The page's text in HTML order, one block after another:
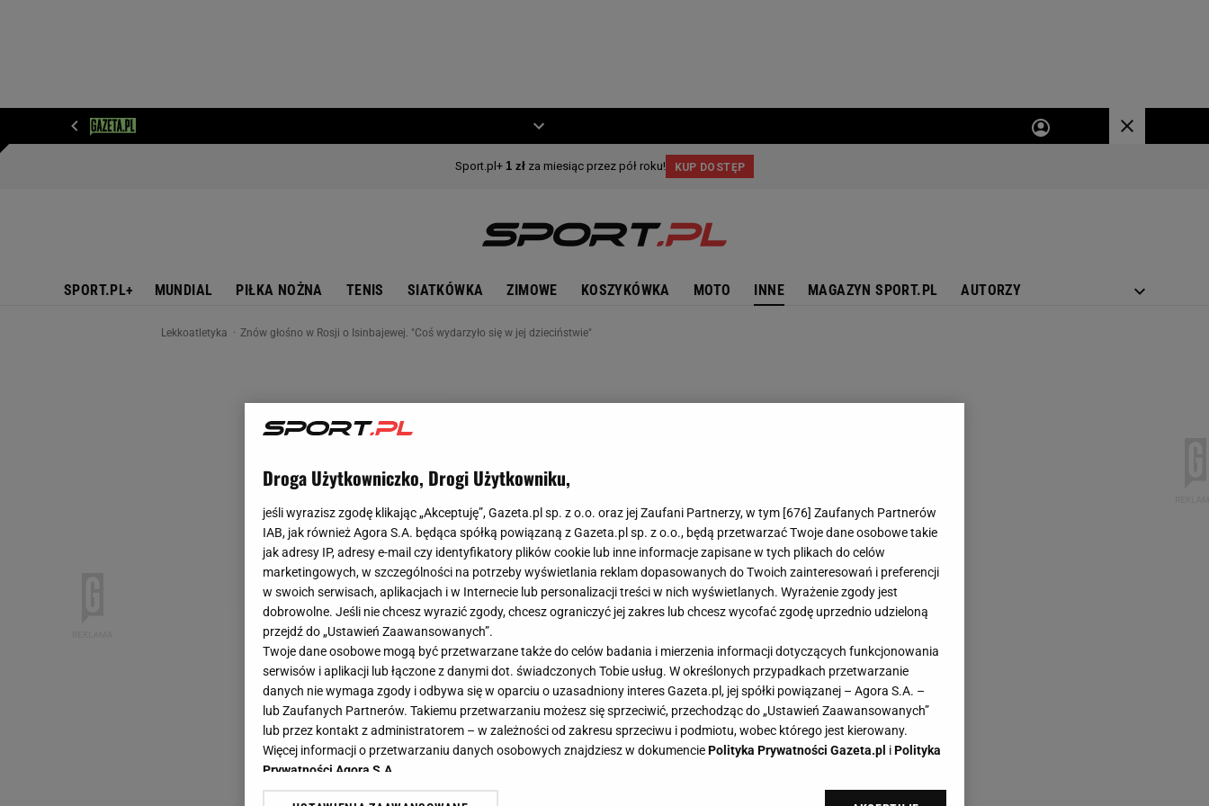
SPORT.PL+ MUNDIAL PIŁKA NOŻNA TENIS SIATKÓWKA ZIMOWE KOSZYKÓWKA MOTO INNE MAGAZYN SPORT.PL AUTORZY
Lekkoatletyka Znów głośno w Rosji o Isinbajewej. "Coś wydarzyło się w jej dzieciństwie"
Droga Użytkowniczko, Drogi Użytkowniku,
jeśli wyrazisz zgodę klikając „Akceptuję”, Gazeta.pl sp. z o.o. oraz jej Zaufani Partnerzy, w tym [676] Zaufanych Partnerów
IAB, jak również Agora S.A. będąca spółką powiązaną z Gazeta.pl sp. z o.o., będą przetwarzać Twoje dane osobowe takie
jak adresy IP, adresy e-mail czy identyfikatory plików cookie lub inne informacje zapisane w tych plikach do celów
marketingowych, w szczególności na potrzeby wyświetlania reklam dopasowanych do Twoich zainteresowań i preferencji
w swoich serwisach, aplikacjach i w Internecie lub personalizacji treści w nich wyświetlanych. Wyrażenie zgody jest
dobrowolne. Jeśli nie chcesz wyrazić zgody, chcesz ograniczyć jej zakres lub chcesz wycofać zgodę uprzednio udzieloną
przejdź do „Ustawień Zaawansowanych”.
Twoje dane osobowe mogą być przetwarzane także do celów badania i mierzenia informacji dotyczących funkcjonowania
serwisów i aplikacji lub łączone z danymi dot. świadczonych Tobie usług. W określonych przypadkach przetwarzanie
danych nie wymaga zgody i odbywa się w oparciu o uzasadniony interes Gazeta.pl, jej spółki powiązanej – Agora S.A. –
lub Zaufanych Partnerów. Takiemu przetwarzaniu możesz się sprzeciwić, przechodząc do „Ustawień Zaawansowanych”
lub przez kontakt z administratorem – w zależności od zakresu sprzeciwu i podmiotu, wobec którego jest kierowany.
Więcej informacji o przetwarzaniu danych osobowych znajdziesz w dokumenciePolityka Prywatności Gazeta.pl iPolityka
Prywatności Agora S.A.